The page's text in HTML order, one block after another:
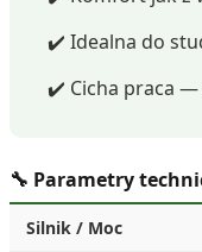
✔️ Idealna do
✔️ Cicha praca —
🔧 Parametry
Silnik / Moc